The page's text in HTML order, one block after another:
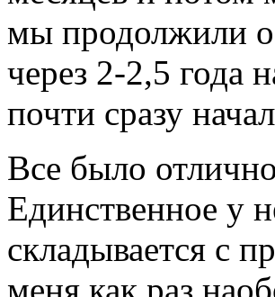
мы продолжили
через 2-2,5 года
почти сразу
Все было
Единственное у
складывается с
меня как раз